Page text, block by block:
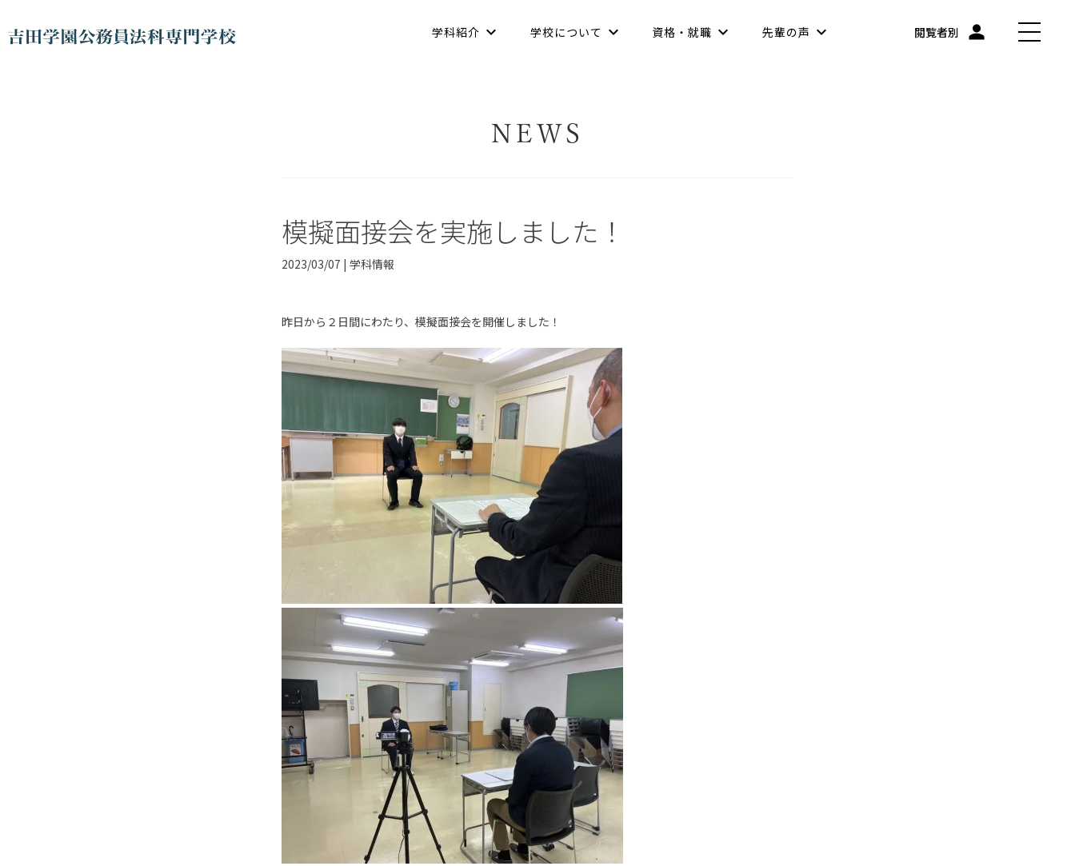
学科紹介 学校について 資格・就職 先輩の声 閲覧者別
NEWS
模擬面接会を実施しました！
2023/03/07 | 学科情報
昨日から２日間にわたり、模擬面接会を開催しました！